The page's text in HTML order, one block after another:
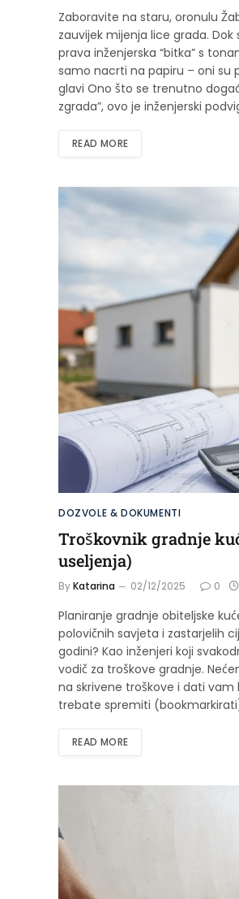
Zaboravite na staru, oronulu
zauvijek mijenja lice grada.
prava inženjerska “bitka” s
samo nacrti na papiru – oni su
glavi Ono što se trenutno
zgrada”, ovo je inženjerski
READ MORE
DOZVOLE & DOKUMENTI
Troškovnik gradnje
useljenja)
ByKatarina 02/12/2025 0
Planiranje gradnje obiteljske
polovičnih savjeta i zastarjelih
godini? Kao inženjeri koji
vodič za troškove gradnje.
na skrivene troškove i dati vam
trebate spremiti
READ MORE